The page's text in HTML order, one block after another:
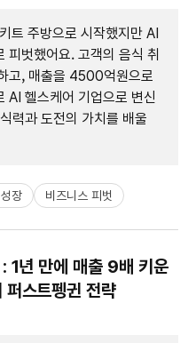
트 주방으로 시작했지만 AI
피벗했어요. 고객의 음식 취
고, 매출을 4500억원으로
AI 헬스케어 기업으로 변신
력과 도전의 가치를 배울
장 비즈니스 피벗
1년 만에 매출 9배 키운
퍼스트펭귄 전략